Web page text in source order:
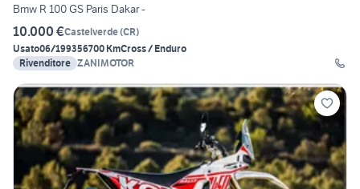
Bmw R 100 GS Paris Dakar -
10.000 €Castelverde(CR)
Usato06/199356700 KmCross / Enduro
Rivenditore ZANIMOTOR